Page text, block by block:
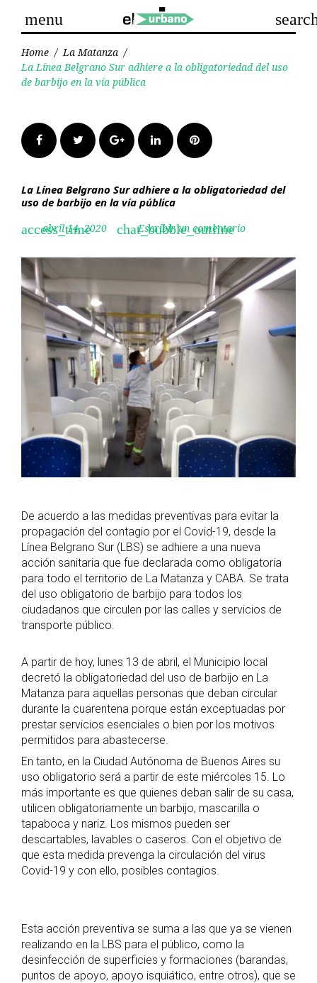
content
menu
Home / La Matanza /
La Línea Belgrano Sur adhiere a la obligatoriedad del uso
de barbijo en la vía pública
FacebookTwitter Google+LinkedInPinterest
La Línea Belgrano Sur adhiere a la obligatoriedad del
uso de barbijo en la vía pública
access_time
abril 14, 2020 chat_bubble_outline
Escribir un comentario
De acuerdo a las medidas preventivas para evitar la
propagación del contagio por el Covid-19, desde la
Línea Belgrano Sur (LBS) se adhiere a una nueva
acción sanitaria que fue declarada como obligatoria
para todo el territorio de La Matanza y CABA. Se trata
del uso obligatorio de barbijo para todos los
ciudadanos que circulen por las calles y servicios de
transporte público.
A partir de hoy, lunes 13 de abril, el Municipio local
decretó la obligatoriedad del uso de barbijo en La
Matanza para aquellas personas que deban circular
durante la cuarentena porque están exceptuadas por
prestar servicios esenciales o bien por los motivos
permitidos para abastecerse.
En tanto, en la Ciudad Autónoma de Buenos Aires su
uso obligatorio será a partir de este miércoles 15. Lo
más importante es que quienes deban salir de su casa,
utilicen obligatoriamente un barbijo, mascarilla o
tapaboca y nariz. Los mismos pueden ser
descartables, lavables o caseros. Con el objetivo de
que esta medida prevenga la circulación del virus
Covid-19 y con ello, posibles contagios.
Esta acción preventiva se suma a las que ya se vienen
realizando en la LBS para el público, como la
desinfección de superficies y formaciones (barandas,
puntos de apoyo, apoyo isquiático, entre otros), que se